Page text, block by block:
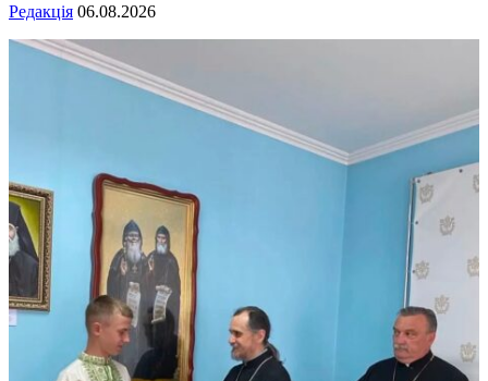
Редакція 06.08.2026